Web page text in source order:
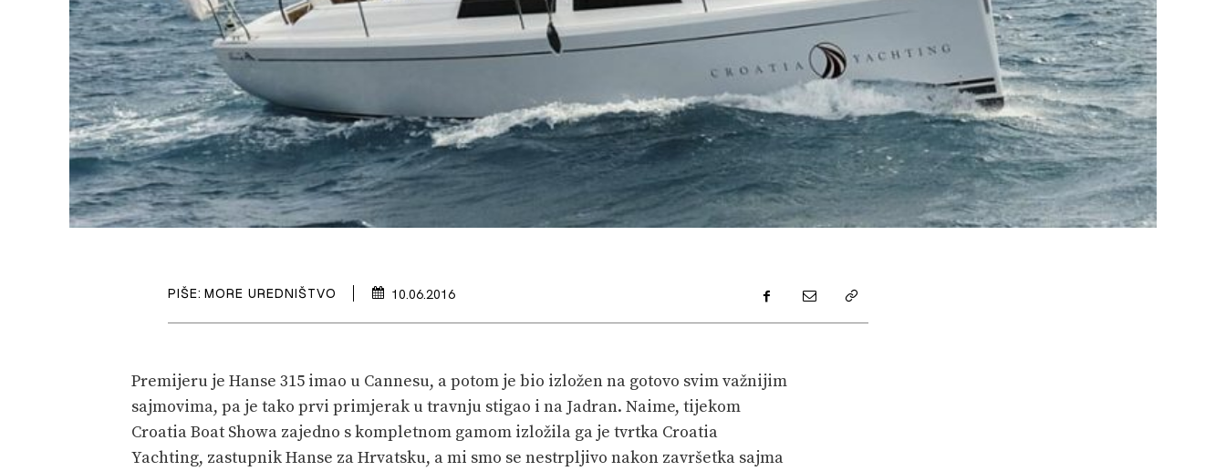
PIŠE: MORE UREDNIŠTVO 10.06.2016
Premijeru je Hanse 315 imao u Cannesu, a potom je bio izložen na gotovo svim važnijim
sajmovima, pa je tako prvi primjerak u travnju stigao i na Jadran. Naime, tijekom
Croatia Boat Showa zajedno s kompletnom gamom izložila ga je tvrtka Croatia
Yachting, zastupnik Hanse za Hrvatsku, a mi smo se nestrpljivo nakon završetka sajma